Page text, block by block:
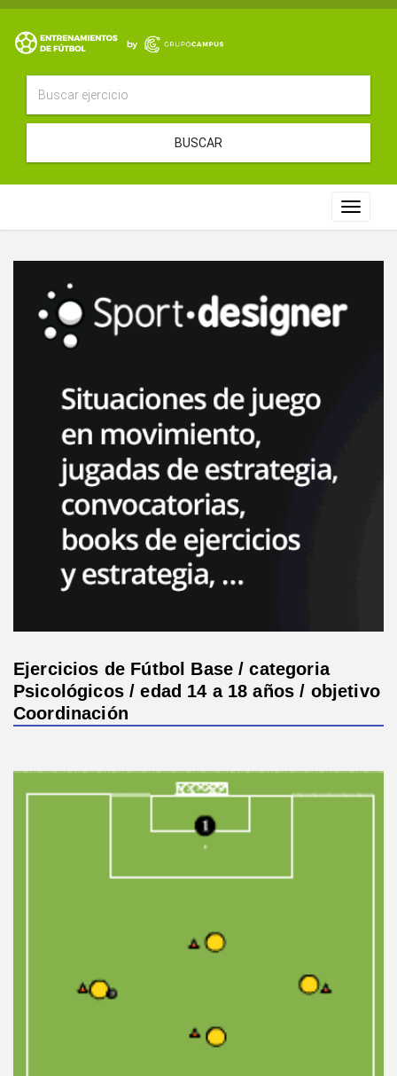
BUSCAR
Toggle
Ejercicios de Fútbol Base / categoria
Psicológicos / edad 14 a 18 años / objetivo
Coordinación